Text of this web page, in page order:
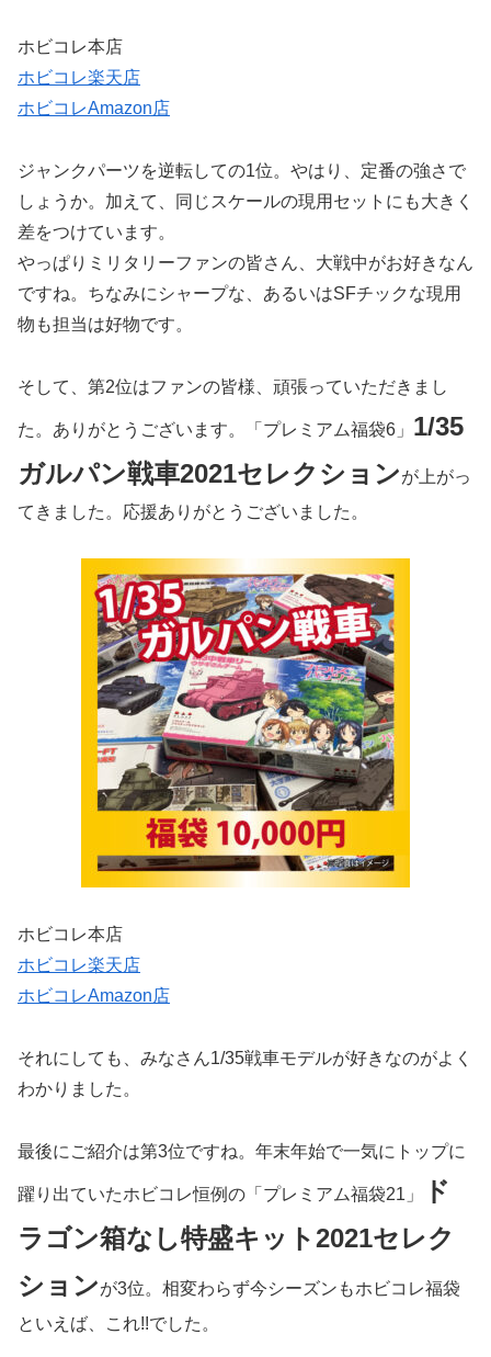
ホビコレ本店
ホビコレ楽天店
ホビコレAmazon店
ジャンクパーツを逆転しての1位。やはり、定番の強さで
しょうか。加えて、同じスケールの現用セットにも大きく
差をつけています。
やっぱりミリタリーファンの皆さん、大戦中がお好きなん
ですね。ちなみにシャープな、あるいはSFチックな現用
物も担当は好物です。
そして、第2位はファンの皆様、頑張っていただきまし
た。ありがとうございます。「プレミアム福袋6」 1/35
ガルパン戦車2021セレクションが上がっ
てきました。応援ありがとうございました。
ホビコレ本店
ホビコレ楽天店
ホビコレAmazon店
それにしても、みなさん1/35戦車モデルが好きなのがよく
わかりました。
最後にご紹介は第3位ですね。年末年始で一気にトップに
躍り出ていたホビコレ恒例の「プレミアム福袋21」
ド
ラゴン箱なし特盛キット2021セレク
ションが3位。相変わらず今シーズンもホビコレ福袋
といえば、これ!!でした。